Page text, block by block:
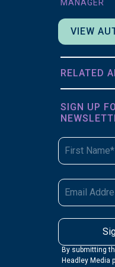
MANAGER
VIEW
RELATED
SIGN UP
By submitting
Headley Media